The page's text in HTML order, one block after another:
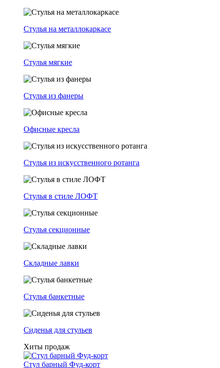
Стулья на металлокаркасе
Стулья мягкие
Стулья из фанеры
Офисные кресла
Стулья из искусственного ротанга
Стулья в стиле ЛОФТ
Стулья секционные
Складные лавки
Стулья банкетные
Сиденья для стульев
Хиты продаж
Стул барный Фуд-корт